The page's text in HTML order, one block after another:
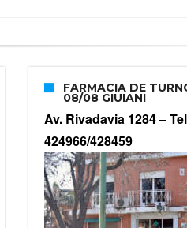
FARMACIA DE
08/08 GIUIANI
Av. Rivadavia 1284 –
424966/428459